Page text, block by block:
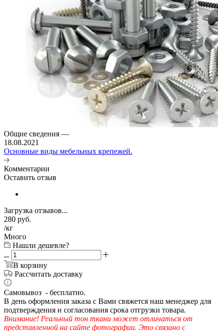
Общие сведения —
18.08.2021
Основные виды мебельных крепежей.
Комментарии
Оставить отзыв
Загрузка отзывов...
280 руб.
/кг
Много
Нашли дешевле?
В корзину
Рассчитать доставку
Самовывоз - бесплатно.
В день оформления заказа с Вами свяжется наш менеджер для
подтверждения и согласования срока отгрузки товара.
Внимание! Реальный тон ткани может отличаться от
представленной на сайте фотографии. Это связано с